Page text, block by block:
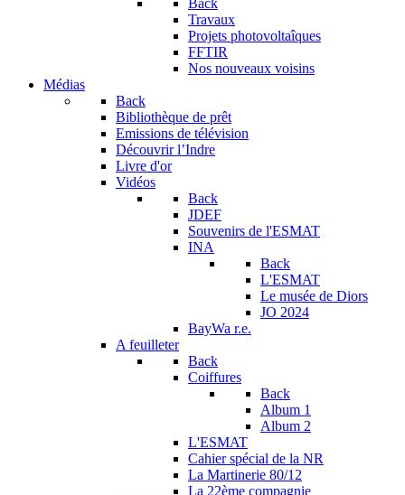
Back
Travaux
Projets photovoltaîques
FFTIR
Nos nouveaux voisins
Médias
Back
Bibliothèque de prêt
Emissions de télévision
Découvrir l’Indre
Livre d'or
Vidéos
Back
JDEF
Souvenirs de l'ESMAT
INA
Back
L'ESMAT
Le musée de Diors
JO 2024
BayWa r.e.
A feuilleter
Back
Coiffures
Back
Album 1
Album 2
L'ESMAT
Cahier spécial de la NR
La Martinerie 80/12
La 22ème compagnie